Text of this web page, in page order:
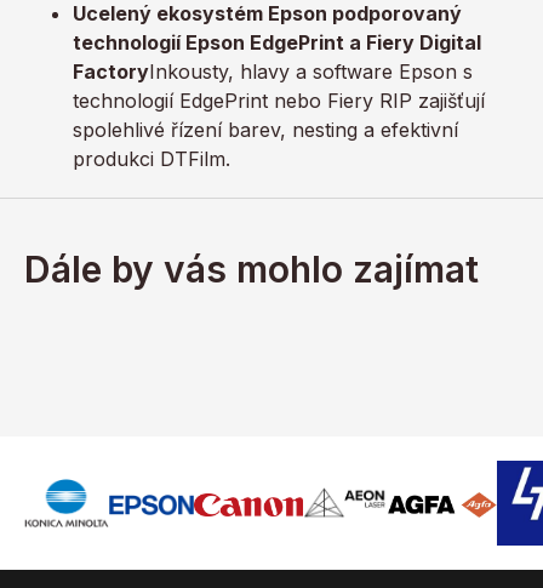
Ucelený ekosystém Epson podporovaný
technologií Epson EdgePrint a Fiery Digital
FactoryInkousty, hlavy a software Epson s
technologií EdgePrint nebo Fiery RIP zajišťují
spolehlivé řízení barev, nesting a efektivní
produkci DTFilm.
Dále by vás mohlo zajímat